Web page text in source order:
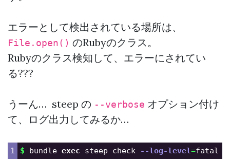
エラーとして検出されている場所は、
File.open() のRubyのクラス。
Rubyのクラス検知して、エラーにされてい
る???
うーん… steep の --verbose オプション付け
て、ログ出力してみるか…
$ bundle exec steep check --log-level=fatal